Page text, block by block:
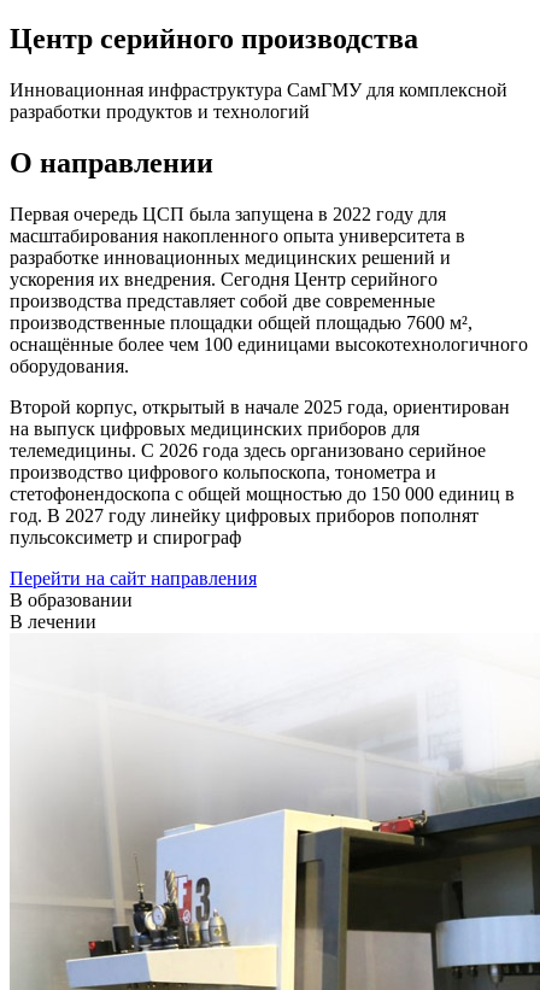
Центр серийного производства
Инновационная инфраструктура СамГМУ для комплексной
разработки продуктов и технологий
О направлении
Первая очередь ЦСП была запущена в 2022 году для
масштабирования накопленного опыта университета в
разработке инновационных медицинских решений и
ускорения их внедрения. Сегодня Центр серийного
производства представляет собой две современные
производственные площадки общей площадью 7600 м²,
оснащённые более чем 100 единицами высокотехнологичного
оборудования.
Второй корпус, открытый в начале 2025 года, ориентирован
на выпуск цифровых медицинских приборов для
телемедицины. С 2026 года здесь организовано серийное
производство цифрового кольпоскопа, тонометра и
стетофонендоскопа с общей мощностью до 150 000 единиц в
год. В 2027 году линейку цифровых приборов пополнят
пульсоксиметр и спирограф
Перейти на сайт направления
В образовании
В лечении